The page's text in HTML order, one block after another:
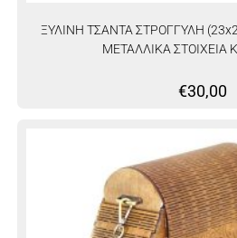
ΞΥΛΙΝΗ ΤΣΑΝΤΑ ΣΤΡΟΓΓΥΛΗ
ΜΕΤΑΛΛΙΚΑ ΣΤΟΙΧΕΙΑ
€30,00